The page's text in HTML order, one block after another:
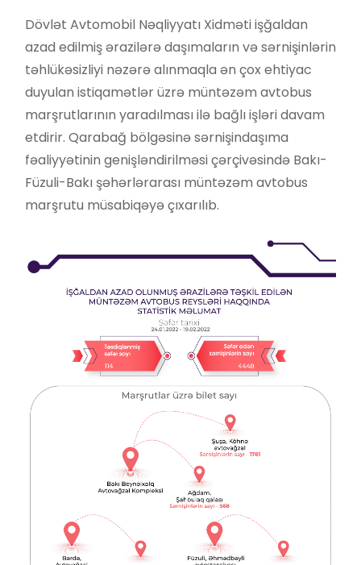
Dövlət Avtomobil Nəqliyyatı Xidməti işğaldan
azad edilmiş ərazilərə daşımaların və sərnişinlərin
təhlükəsizliyi nəzərə alınmaqla ən çox ehtiyac
duyulan istiqamətlər üzrə müntəzəm avtobus
marşrutlarının yaradılması ilə bağlı işləri davam
etdirir. Qarabağ bölgəsinə sərnişindaşıma
fəaliyyətinin genişləndirilməsi çərçivəsində Bakı-
Füzuli-Bakı şəhərlərarası müntəzəm avtobus
marşrutu müsabiqəyə çıxarılıb.